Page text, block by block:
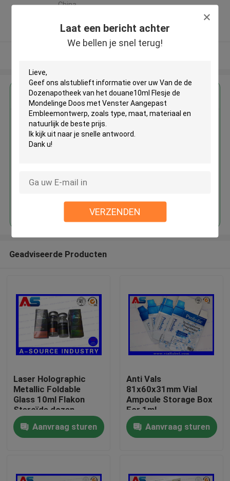
Laat een bericht achter
We bellen je snel terug!
VERZENDEN
Huis
Ongeveer ons
,China
Geverifieerde Leverancier
Krijg de beste prijs voor
Van de de Dozenapotheek van
het douane10ml Flesje de
Doorgaan
Geadviseerde Producten
Laser Holographic
Metallic Foldable
Glass 10ml Flakon
Steroïde dozen
Verpakking
farmaceutische dozen
etiket
Aanvraag sturen
Anti Vals
81x60x31mm Vial
Ampoule Storage Box
For 1ml
Testosteronpropionaat
Aanvraag sturen